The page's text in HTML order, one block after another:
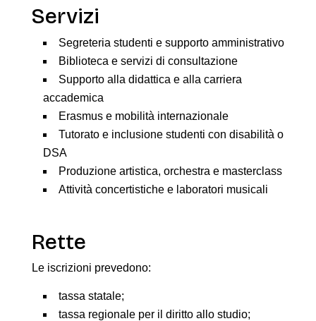
Servizi
Segreteria studenti e supporto amministrativo
Biblioteca e servizi di consultazione
Supporto alla didattica e alla carriera
accademica
Erasmus e mobilità internazionale
Tutorato e inclusione studenti con disabilità o
DSA
Produzione artistica, orchestra e masterclass
Attività concertistiche e laboratori musicali
Rette
Le iscrizioni prevedono:
tassa statale;
tassa regionale per il diritto allo studio;